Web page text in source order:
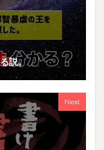
説。
Next